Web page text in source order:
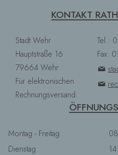
KONTAKT
Stadt Wehr
Hauptstraße 16
79664 Wehr
Für elektronischen
Rechnungsversand:
Tel.:
Fax:
Montag - Freitag
Dienstag